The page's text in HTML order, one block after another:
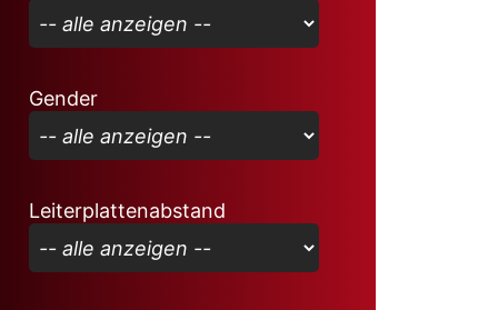
Gender
Leiterplattenabstand